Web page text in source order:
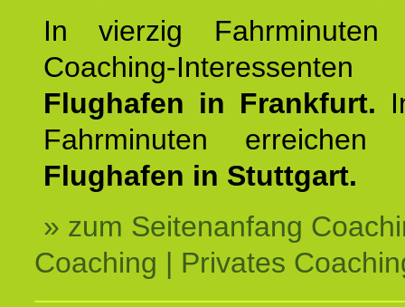
In vierzig Fahrminuten
Coaching-
Flughafen in Frankfurt.
Fahrminuten
Flughafen in Stuttgart.
» zum Seitenanfang
Coaching | Privates